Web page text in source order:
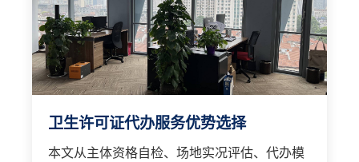
卫生许可证代办服务优势选择
本文从主体资格自检、场地实况评估、代办模